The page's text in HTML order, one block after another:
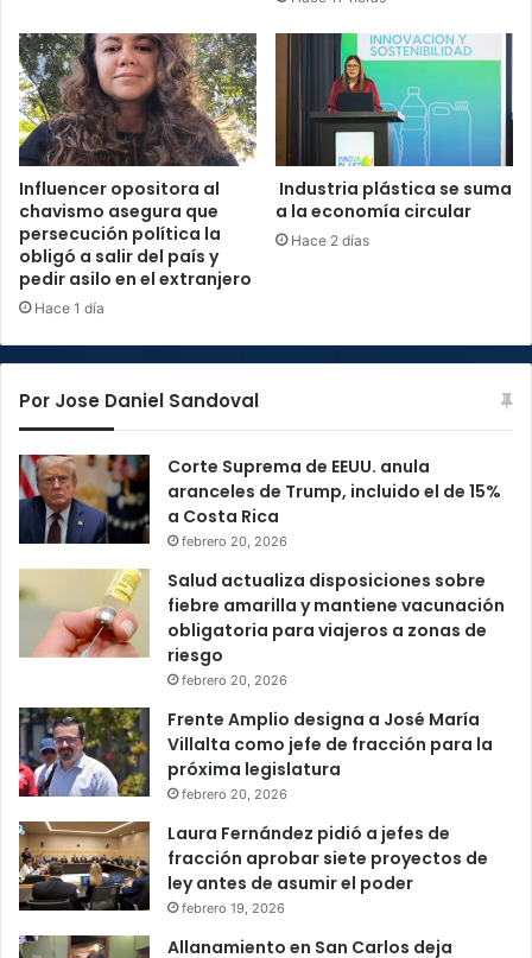
Influencer opositora al
chavismo asegura que
persecución política la
obligó a salir del país y
pedir asilo en el extranjero
Hace 1 día
Industria plástica se suma
a la economía circular
Hace 2 días
Por Jose Daniel Sandoval
Corte Suprema de EEUU. anula
aranceles de Trump, incluido el de 15%
a Costa Rica
febrero 20, 2026
Salud actualiza disposiciones sobre
fiebre amarilla y mantiene vacunación
obligatoria para viajeros a zonas de
riesgo
febrero 20, 2026
Frente Amplio designa a José María
Villalta como jefe de fracción para la
próxima legislatura
febrero 20, 2026
Laura Fernández pidió a jefes de
fracción aprobar siete proyectos de
ley antes de asumir el poder
febrero 19, 2026
Allanamiento en San Carlos deja